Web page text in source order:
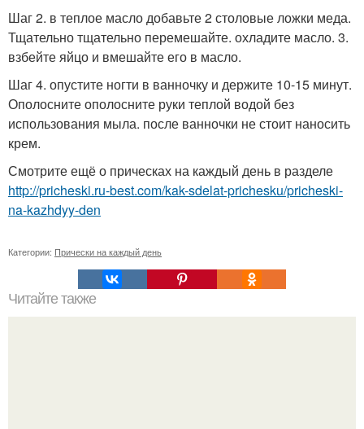
Шаг 2. в теплое масло добавьте 2 столовые ложки меда.
Тщательно тщательно перемешайте. охладите масло. 3.
взбейте яйцо и вмешайте его в масло.
Шаг 4. опустите ногти в ванночку и держите 10-15 минут.
Ополосните ополосните руки теплой водой без
использования мыла. после ванночки не стоит наносить
крем.
Смотрите ещё о прическах на каждый день в разделе
http://pricheski.ru-best.com/kak-sdelat-prichesku/pricheski-
na-kazhdyy-den
Категории: Прически на каждый день
Читайте также